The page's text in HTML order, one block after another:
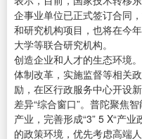
企事业单位已正式签订合同
和研究机构项目，也将在今
大学等联合研究机构。
创造企业和人才的生态环境
体制改革，实施监督等相关
励，在区行政服务中心开设
差异“综合窗口”。普陀聚焦
产业，完善形成“3” 5 X“产
的政策环境，优先考虑高端